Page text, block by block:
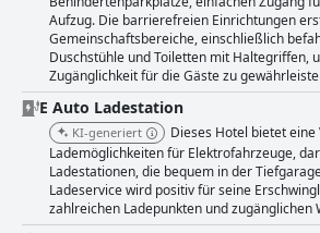
den modernen Reisebedürfnissen gerecht werden. Familien
das Hotel als besonders entgegenkommend mit
Einrichtungen und einer zentralen Lage, die ideal
erkunden. Der inklusive Charakter des Hotels
Zimmern und Einrichtungen gewährleistet
für alle Gäste, einschließlich Menschen mit
erhalten hohe Bewertungen für ihren Komfort,
Nächten beiträgt, trotz gelegentlicher Probleme
Matratzenqualität. Obwohl das Hotel Aspethera
Haus eingestuft ist, übertrifft es häufig die
Service und Qualität, die sich oft wie Vier-Sterne
Aufzug. Die barrierefreien Einrichtungen
Gemeinschaftsbereiche, einschließlich
Duschstühle und Toiletten mit Haltegriffen,
Zugänglichkeit für die Gäste zu
E Auto Ladestation
KI-generiert
Dieses Hotel bietet eine
Lademöglichkeiten für Elektrofahrzeuge,
Ladestationen, die bequem in der
Ladeservice wird positiv für seine
zahlreichen Ladepunkten und zugänglichen